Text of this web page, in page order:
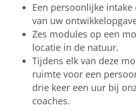
Een persoonlijke intake
van uw
Zes modules op een
locatie in de natuur.
Tijdens elk van deze
ruimte voor een
drie keer een uur bij
coaches.